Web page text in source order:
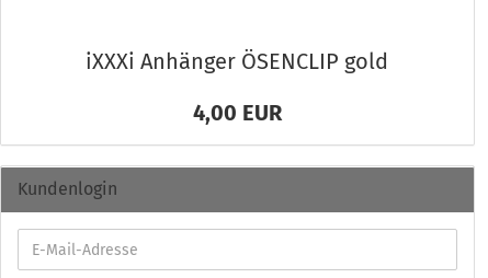
iXXXi An­hän­ger ÖSEN­CLIP gold
4,00 EUR
Kundenlogin